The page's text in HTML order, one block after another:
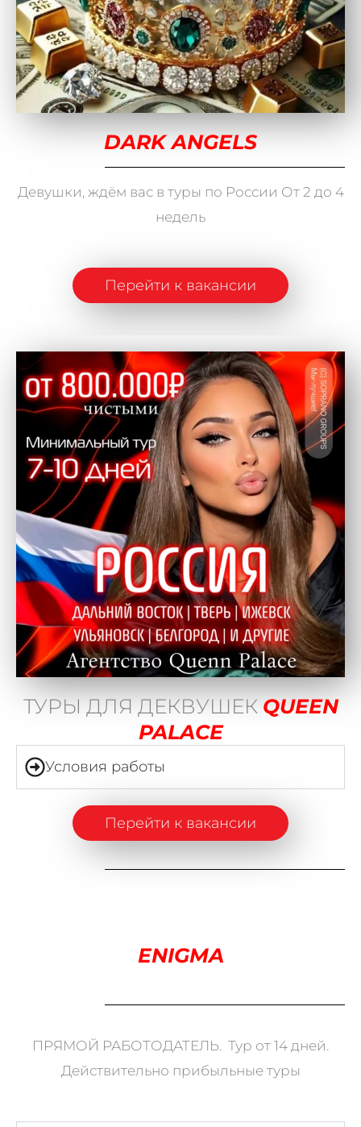
DARK ANGELS
Девушки, ждём вас в туры по России От 2 до 4
недель
Перейти к вакансии
ТУРЫ ДЛЯ ДЕКВУШЕК QUEEN
PALACE
Условия работы
Перейти к вакансии
ENIGMA
ПРЯМОЙ РАБОТОДАТЕЛЬ. Тур от 14 дней.
Действительно прибыльные туры